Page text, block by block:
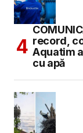
record,
Aquatim
cu apă